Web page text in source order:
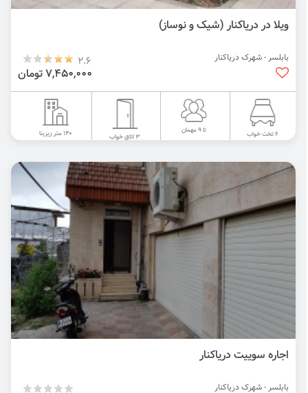
ویلا در دریاکنار (شیک و نوساز)
بابلسر - شهرک دریاکنار 2.6
7,450,000 تومان
6 تخت خواب تا 9 مهمان
3 اتاق خواب 140 متر زیربنا
اجاره سوییت دریاکنار
بابلسر - شهرک دریاکنار